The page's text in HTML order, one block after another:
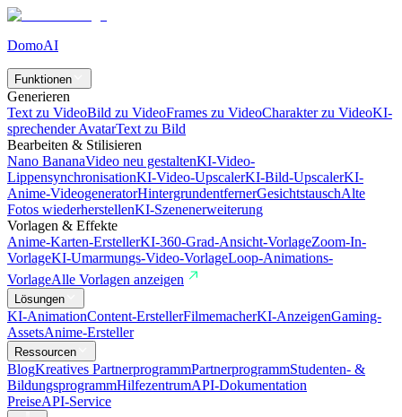
DomoAI
Funktionen
Generieren
Text zu VideoBild zu VideoFrames zu VideoCharakter zu VideoKI-
sprechender AvatarText zu Bild
Bearbeiten & Stilisieren
Nano BananaVideo neu gestaltenKI-Video-
LippensynchronisationKI-Video-UpscalerKI-Bild-UpscalerKI-
Anime-VideogeneratorHintergrundentfernerGesichtstauschAlte
Fotos wiederherstellenKI-Szenenerweiterung
Vorlagen & Effekte
Anime-Karten-ErstellerKI-360-Grad-Ansicht-VorlageZoom-In-
VorlageKI-Umarmungs-Video-VorlageLoop-Animations-
VorlageAlle Vorlagen anzeigen
Lösungen
KI-AnimationContent-ErstellerFilmemacherKI-AnzeigenGaming-
AssetsAnime-Ersteller
Ressourcen
BlogKreatives PartnerprogrammPartnerprogrammStudenten- &
BildungsprogrammHilfezentrumAPI-Dokumentation
PreiseAPI-Service